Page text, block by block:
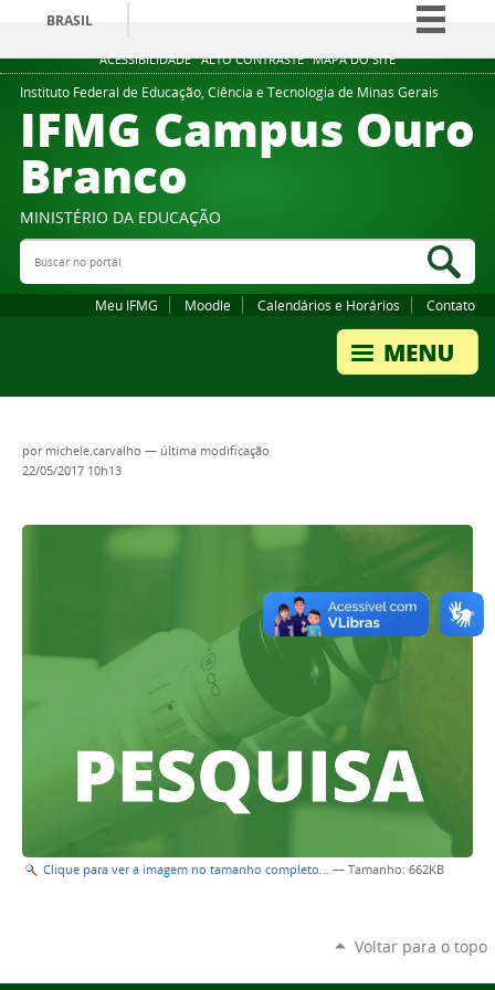
ACESSIBILIDADE ALTO CONTRASTE MAPA DO SITE
BRASIL
Simplifique!
Comunica BR
Participe
Instituto Federal de Educação, Ciência e Tecnologia de Minas Gerais
IFMG Campus Ouro
Branco
MINISTÉRIO DA EDUCAÇÃO
Buscar no portal
Meu IFMG Moodle Calendários e Horários Contato
por michele.carvalho — última modificação
22/05/2017 10h13
Clique para ver a imagem no tamanho completo… — Tamanho: 662KB
Voltar para o topo